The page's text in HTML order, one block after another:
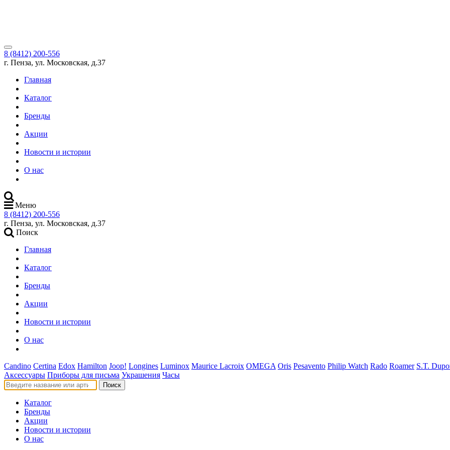
8 (8412) 200-556
г. Пенза, ул. Московская, д.37
Главная
Каталог
Бренды
Акции
Новости и истории
О нас
Меню
8 (8412) 200-556
г. Пенза, ул. Московская, д.37
Поиск
Главная
Каталог
Бренды
Акции
Новости и истории
О нас
Candino Certina Edox Hamilton Joop! Longines Luminox Maurice Lacroix OMEGA Oris Pesavento Philip Watch Rado Roamer S.T.
Аксессуары Приборы для письма Украшения Часы
Поиск
Каталог
Бренды
Акции
Новости и истории
О нас